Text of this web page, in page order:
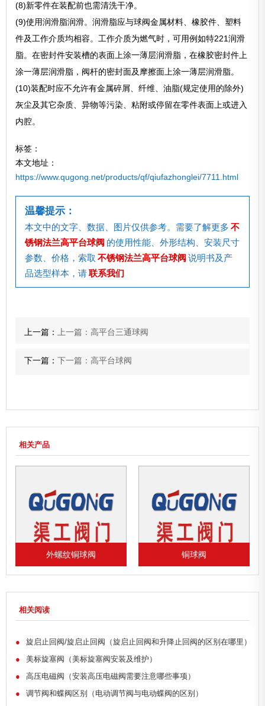
(8)新零件在装配前也需清洗干净。
(9)使用润滑脂润滑。润滑脂应与球阀金属材料、橡胶件、塑料
件及工作介质均相容。工作介质为燃气时，可用例如特221润滑
脂。在密封件安装槽的表面上涂一薄层润滑脂，在橡胶密封件上
涂一薄层润滑脂，阀杆的密封面及摩擦面上涂一薄层润滑脂。
(10)装配时应不允许有金属碎屑、纤维、油脂(规定使用的除外)
灰尘及其它杂质、异物等污染、粘附或停留在零件表面上或进入
内腔。
标签：
本文地址：
https://www.qugong.net/products/qf/qiufazhonglei/7711.html
温馨提示：
本文中的文字、数据、图片仅供参考。需要了解更多 不
锈钢法兰高平台球阀 的使用性能、外形结构、安装尺寸
参数、价格，索取 不锈钢法兰高平台球阀 说明书及产
品选型样本，请联系我们
上一篇：上一篇：高平台三通球阀
下一篇：下一篇：高平台球阀
相关产品
外螺纹铜球阀 铜球阀
相关阅读
●
旋启止回阀/旋启止回阀（旋启止回阀和升降止回阀的区别在哪里）
●
美标旋塞阀（美标旋塞阀安装及维护）
●
高压电磁阀（安装高压电磁阀需要注意哪些事项）
●
调节阀和蝶阀区别（电动调节阀与电动蝶阀的区别）